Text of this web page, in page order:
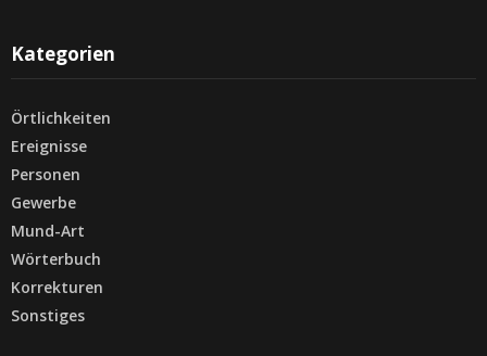
Kategorien
Örtlichkeiten
Ereignisse
Personen
Gewerbe
Mund-Art
Wörterbuch
Korrekturen
Sonstiges